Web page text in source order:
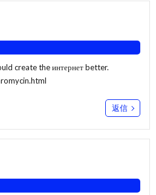
create the интернет better.
返信